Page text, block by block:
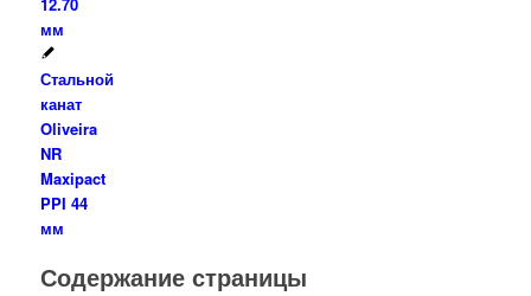
мм
Стальной
канат
Oliveira
NR
Maxipact
PPI 44
мм
Содержание страницы